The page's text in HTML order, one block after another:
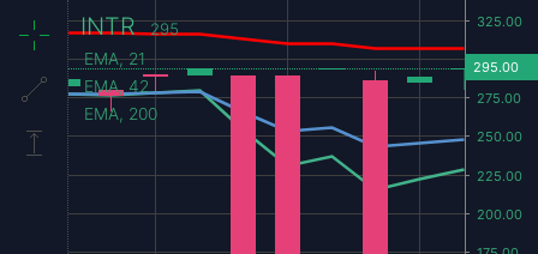
INTR 295
EMA, 21
EMA, 42
EMA, 200